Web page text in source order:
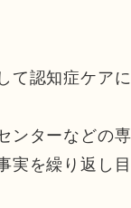
て認知症ケアに
ンターなどの専
実を繰り返し目